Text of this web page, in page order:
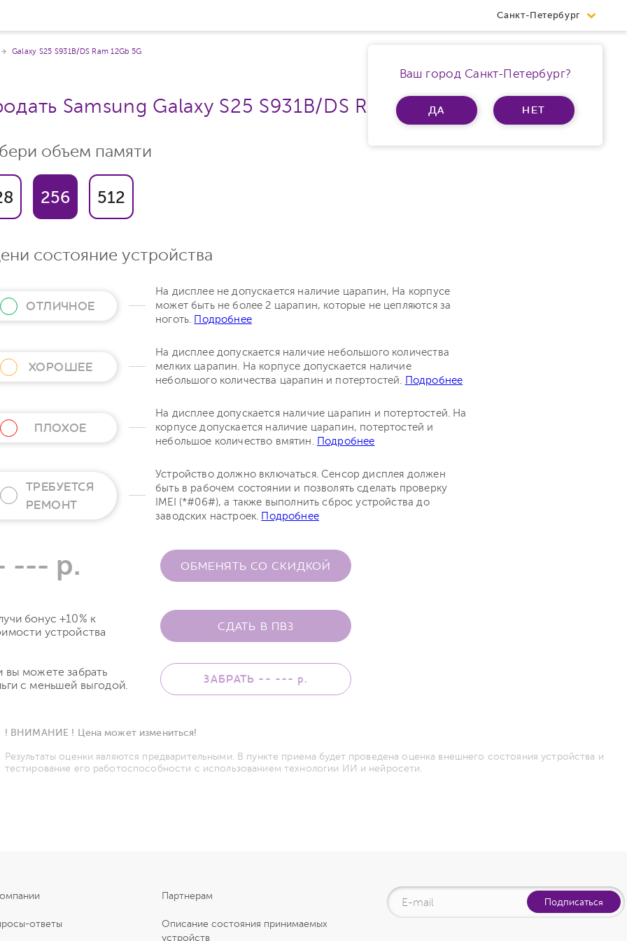
Санкт-Петербург
Ваш город Санкт-Петербург?
ДА НЕТ
Galaxy S25 S931B/DS Ram 12Gb 5G
Samsung Galaxy S25 S931B/DS Ram 12Gb 5G
объем памяти
256 512
состояние устройства
ОТЛИЧНОЕ
На дисплее не допускается наличие царапин, На корпусе
может быть не более 2 царапин, которые не цепляются за
ноготь. Подробнее
ХОРОШЕЕ
На дисплее допускается наличие небольшого количества
мелких царапин. На корпусе допускается наличие
небольшого количества царапин и потертостей. Подробнее
ПЛОХОЕ
На дисплее допускается наличие царапин и потертостей. На
корпусе допускается наличие царапин, потертостей и
небольшое количество вмятин. Подробнее
ТРЕБУЕТСЯ
РЕМОНТ
Устройство должно включаться. Сенсор дисплея должен
быть в рабочем состоянии и позволять сделать проверку
IMEI (*#06#), а также выполнить сброс устройства до
заводских настроек. Подробнее
--- р. ОБМЕНЯТЬ СО СКИДКОЙ
бонус +10% к
устройства
СДАТЬ В ПВЗ
вы можете забрать
с меньшей выгодой.
ЗАБРАТЬ -- --- р.
! ВНИМАНИЕ ! Цена может измениться!
Результаты оценки являются предварительными. В пункте приема будет проведена оценка внешнего состояния устройства и
тестирование его работоспособности с использованием технологии ИИ и нейросети.
Партнерам
ответы
Описание состояния принимаемых
устройств
Подписаться